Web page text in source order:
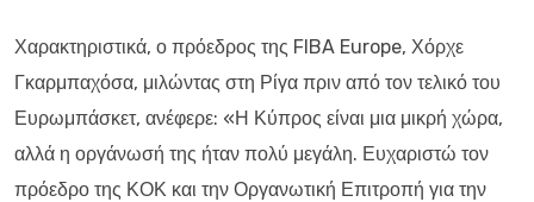
Χαρακτηριστικά, ο πρόεδρος της FIBA Europe, Χόρχε
Γκαρμπαχόσα, μιλώντας στη Ρίγα πριν από τον τελικό του
Ευρωμπάσκετ, ανέφερε: «Η Κύπρος είναι μια μικρή χώρα,
αλλά η οργάνωσή της ήταν πολύ μεγάλη. Ευχαριστώ τον
πρόεδρο της ΚΟΚ και την Οργανωτική Επιτροπή για την